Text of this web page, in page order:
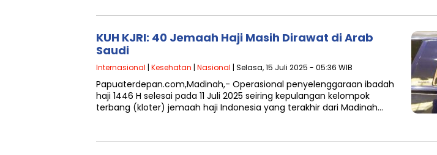
KUH KJRI: 40 Jemaah Haji Masih Dirawat di Arab
Saudi
Internasional | Kesehatan | Nasional | Selasa, 15 Juli 2025 - 05:36 WIB
Papuaterdepan.com,Madinah,- Operasional penyelenggaraan ibadah
haji 1446 H selesai pada 11 Juli 2025 seiring kepulangan kelompok
terbang (kloter) jemaah haji Indonesia yang terakhir dari Madinah…